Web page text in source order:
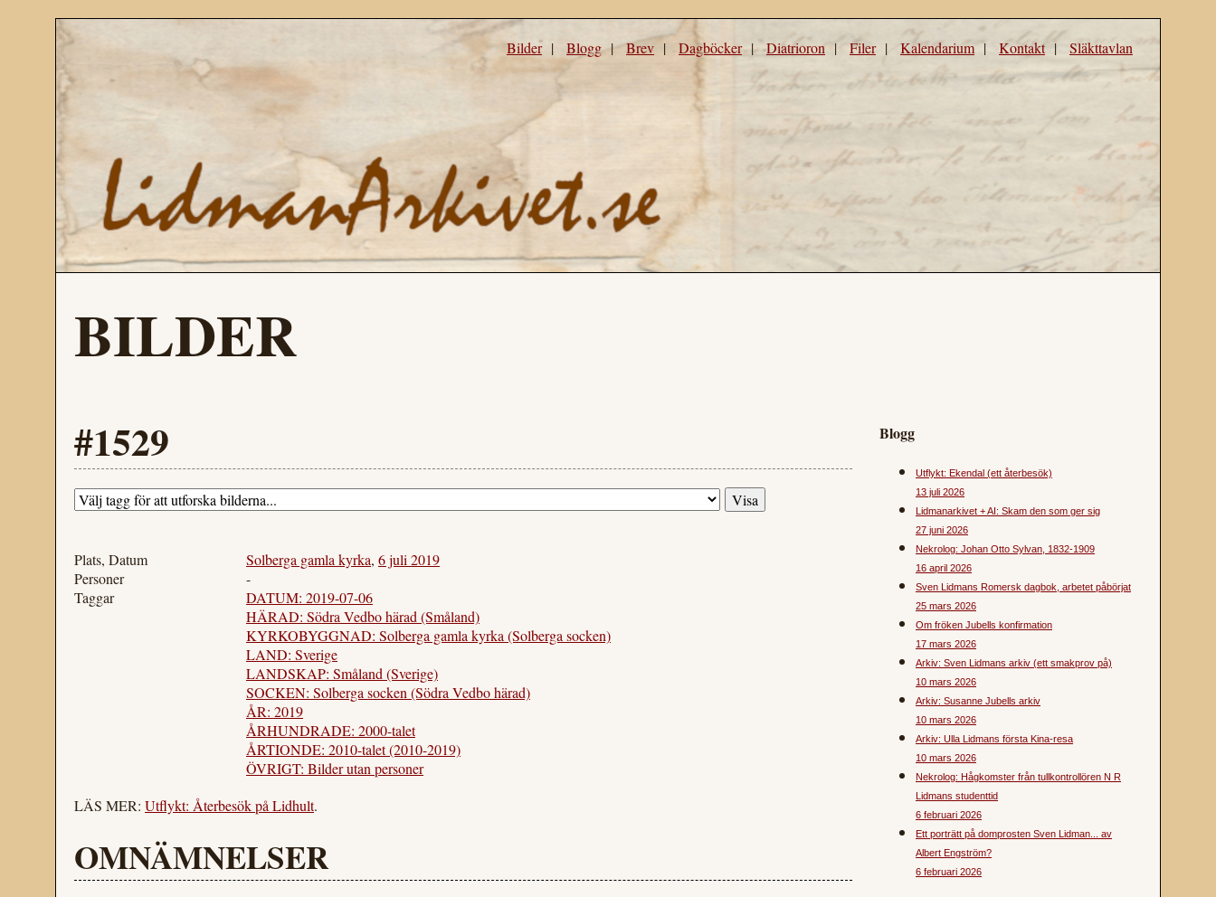
Bilder| Blogg|Brev | Dagböcker|Diatrioron | Filer| Kalendarium| Kontakt| Släkttavlan
BILDER
#1529
Plats, Datum Solberga gamla kyrka, 6 juli 2019
Personer
-
Taggar
DATUM: 2019-07-06
HÄRAD: Södra Vedbo härad (Småland)
KYRKOBYGGNAD: Solberga gamla kyrka (Solberga socken)
LAND: Sverige
LANDSKAP: Småland (Sverige)
SOCKEN: Solberga socken (Södra Vedbo härad)
ÅR: 2019
ÅRHUNDRADE: 2000-talet
ÅRTIONDE: 2010-talet (2010-2019)
ÖVRIGT: Bilder utan personer
LÄS MER: Utflykt: Återbesök på Lidhult.
OMNÄMNELSER
Blogg
Utflykt: Ekendal (ett återbesök)
13 juli 2026
Lidmanarkivet + AI: Skam den som ger sig
27 juni 2026
Nekrolog: Johan Otto Sylvan, 1832-1909
16 april 2026
Sven Lidmans Romersk dagbok, arbetet påbörjat
25 mars 2026
Om fröken Jubells konfirmation
17 mars 2026
Arkiv: Sven Lidmans arkiv (ett smakprov på)
10 mars 2026
Arkiv: Susanne Jubells arkiv
10 mars 2026
Arkiv: Ulla Lidmans första Kina-resa
10 mars 2026
Nekrolog: Hågkomster från tullkontrollören N R
Lidmans studenttid
6 februari 2026
Ett porträtt på domprosten Sven Lidman... av
Albert Engström?
6 februari 2026